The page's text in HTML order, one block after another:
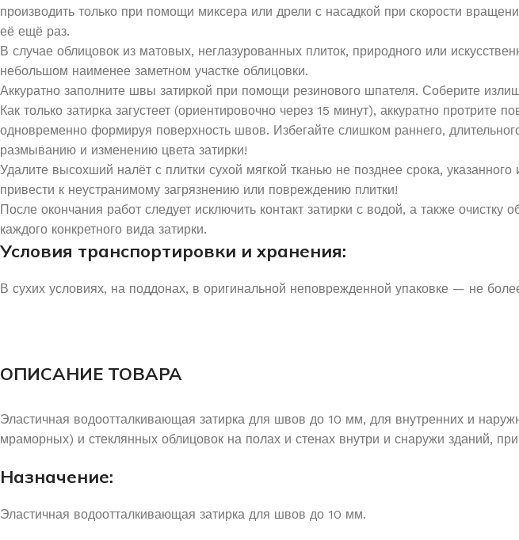
производить только при помощи миксера или дрели с насадкой при скорости
её ещё раз.
В случае облицовок из матовых, неглазурованных плиток, природного или
небольшом наименее заметном участке облицовки.
Аккуратно заполните швы затиркой при помощи резинового шпателя. Соберите
Как только затирка загустеет (ориентировочно через 15 минут), аккуратно
одновременно формируя поверхность швов. Избегайте слишком раннего,
размыванию и изменению цвета затирки!
Удалите высохший налёт с плитки сухой мягкой тканью не позднее срока,
привести к неустранимому загрязнению или повреждению плитки!
После окончания работ следует исключить контакт затирки с водой, а также
каждого конкретного вида затирки.
Условия транспортировки и хранения:
В сухих условиях, на поддонах, в оригинальной неповрежденной упаковке — не
ОПИСАНИЕ ТОВАРА
Эластичная водоотталкивающая затирка для швов до 10 мм, для внутренних и
мраморных) и стеклянных облицовок на полах и стенах внутри и снаружи зданий,
Назначение:
Эластичная водоотталкивающая затирка для швов до 10 мм.